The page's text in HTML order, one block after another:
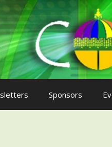
Sponsors